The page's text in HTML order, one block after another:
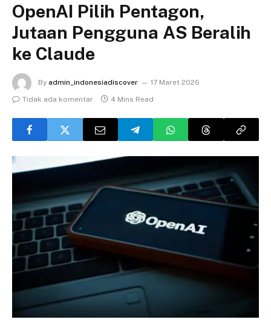
OpenAI Pilih Pentagon,
Jutaan Pengguna AS Beralih
ke Claude
By admin_indonesiadiscover
17 Maret 2026
Tidak ada komentar
4 Mins Read